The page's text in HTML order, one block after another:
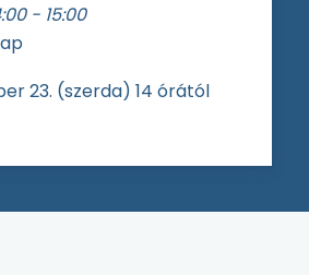
- 15:00
23. (szerda) 14 órától